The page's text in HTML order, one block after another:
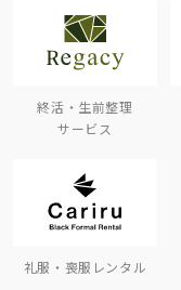
終活・生前整理
サービス
礼服・喪服レンタル